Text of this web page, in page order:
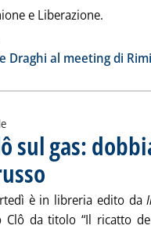
e Liberazione.
Draghi al meeting di
sul gas:
. Pubblicata mercoledì 24
è in libreria edito da
Clô da titolo “Il ricatto